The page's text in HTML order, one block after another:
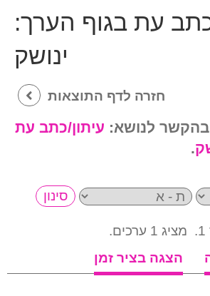
כתב עת בגוף הערך:
ינושק
חזרה לדף התוצאות
עיתון/כתב עת
.
מציג 1 ערכים.
הצגה בציר זמן